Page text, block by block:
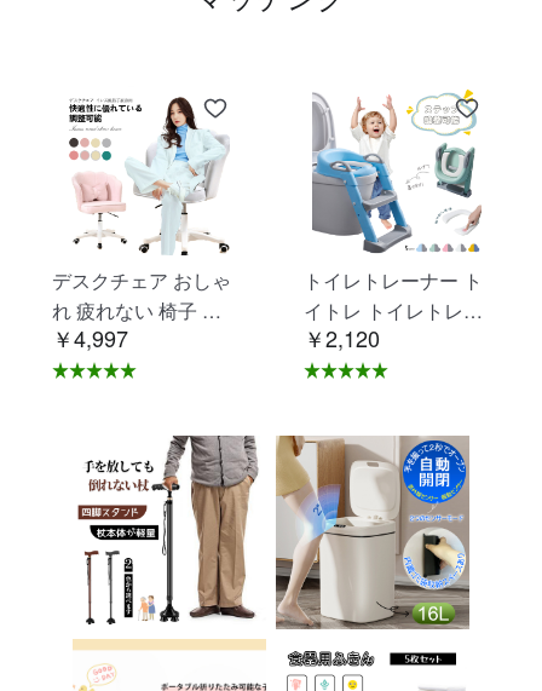
デスクチェア おしゃ
れ 疲れない 椅子 白
ホワイト デスクチェ
ア 疲れにくい 学習椅
学習チェア オフィス
チェア パソコンチェ
ア ベロア調 インテリ
ア 椅子 イス 在宅ワ
ーク アシェル ブリリ
アント C-56
￥4,997
トイレトレーナー ト
イトレ トイレトレー
ニング トイレ 練習
折りたたみ おまる 補
供用 便座 トイレ補助
踏み台 男の子 女の子
子供 子ども トイトレ
送料無料 ステップ ス
テップ台 トイレ D-2
8
￥2,120